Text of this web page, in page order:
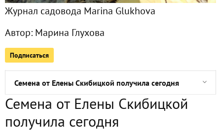
Журнал садовода Marina Glukhova
Автор: Марина Глухова
Подписаться
Куда катится мир... в гололед?
Январская поездка на дачу
Новогоднее чудо... или так и должно быть?
Семена от Елены Скибицкой получила сегодня
Ах... Кармен, Кармен...
Вот и осень заглянула
Семена от Елены Скибицкой
получила сегодня